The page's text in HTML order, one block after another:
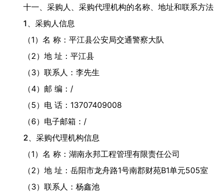
十一、采购人、采购代理机构的名称、地址和联系方法
1、采购人信息
（1）名 称：平江县公安局交通警察大队
（2）地 址：平江县
（3）联系人：李先生
（4）邮 编：/
（5）电 话：13707409008
（6）电子邮箱：/
2、采购代理机构信息
（1）名 称：湖南永邦工程管理有限责任公司
（2）地 址：岳阳市龙舟路1号南郡财苑B1单元505室
（3）联系人：杨鑫池